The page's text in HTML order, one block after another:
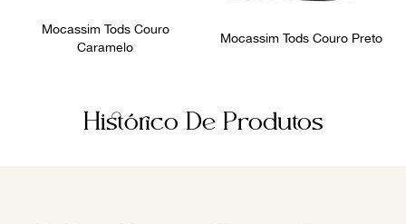
Mocassim Tods Couro
Caramelo
Mocassim Tods Couro Preto
Histórico De Produtos